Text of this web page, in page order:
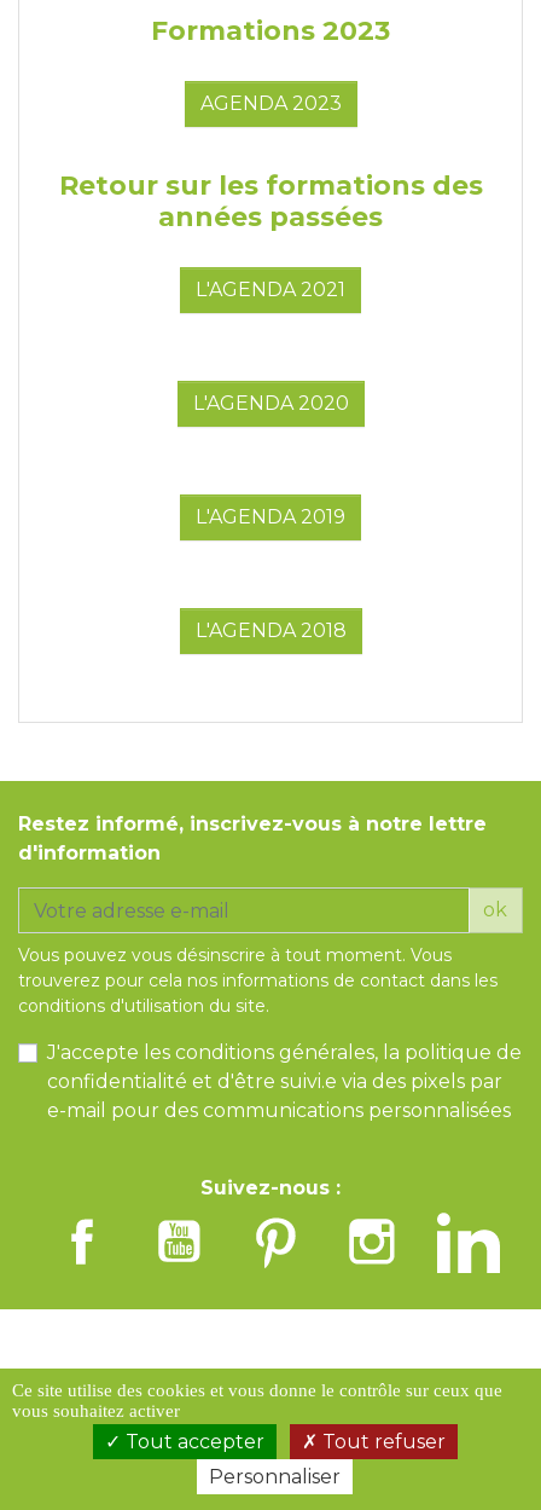
Formations 2023
AGENDA 2023
Retour sur les formations des
années passées
L'AGENDA 2021
L'AGENDA 2020
L'AGENDA 2019
L'AGENDA 2018
Restez informé, inscrivez-vous à notre lettre
d'information
ok
Vous pouvez vous désinscrire à tout moment. Vous
trouverez pour cela nos informations de contact dans les
conditions d'utilisation du site.
J'accepte les conditions générales, la politique de
confidentialité et d'être suivi.e via des pixels par
e-mail pour des communications personnalisées
Suivez-nous :
INFORMATIONS
NOS SERVICES
Ce site utilise des cookies et vous donne le contrôle sur ceux que
vous souhaitez activer
Tout accepter
Tout refuser
Personnaliser